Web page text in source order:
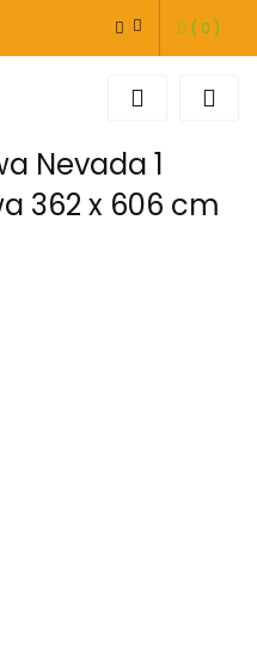
ZALOGUJ SIĘ
DODAJ ZGŁOSZENIE
( 0 )
Nevada 1
362 x 606 cm